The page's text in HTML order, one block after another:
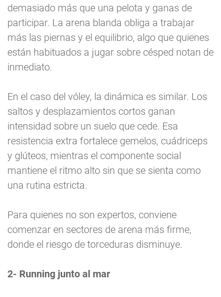
demasiado más que una pelota y ganas de
participar. La arena blanda obliga a trabajar
más las piernas y el equilibrio, algo que quienes
están habituados a jugar sobre césped notan de
inmediato.
En el caso del vóley, la dinámica es similar. Los
saltos y desplazamientos cortos ganan
intensidad sobre un suelo que cede. Esa
resistencia extra fortalece gemelos, cuádriceps
y glúteos, mientras el componente social
mantiene el ritmo alto sin que se sienta como
una rutina estricta.
Para quienes no son expertos, conviene
comenzar en sectores de arena más firme,
donde el riesgo de torceduras disminuye.
2- Running junto al mar